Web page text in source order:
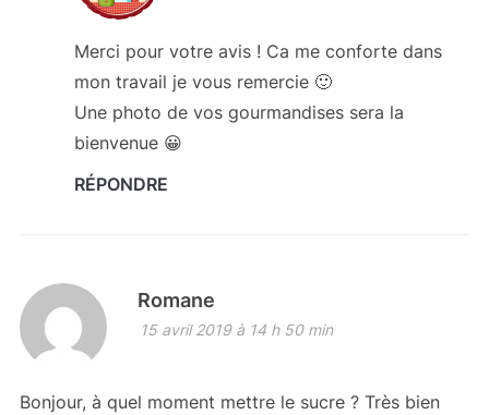
Merci pour votre avis ! Ca me conforte dans
mon travail je vous remercie 🙂
Une photo de vos gourmandises sera la
bienvenue 😀
RÉPONDRE
Romane
15 avril 2019 à 14 h 50 min
Bonjour, à quel moment mettre le sucre ? Très bien